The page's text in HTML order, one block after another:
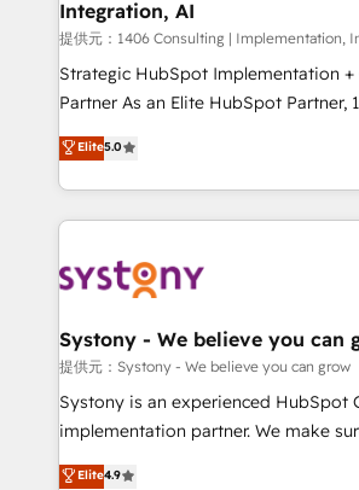
Our multicultural team works in
and English to design scalable
measurable growth. 🌎 Highlights: • 10+ years as a
HubSpot partner. • 2023 Impact
LATAM 2022, 2023, 2024, 2025. •
2024. • Organizer of Aliados.ai (AI,
faster, smarter, and with impact.
Integration, AI
提供元：1406 Consulting | Implementation,
Strategic HubSpot Implementation +
Partner As an Elite HubSpot Partner, 1406 Consulting
helps mid-market revenue teams
they sell, market, and serve. We don't
HubSpot—we teach your team to
to help you keep winning. What We Do ⚙️ CRM
Data & Content 📈 Sales & Marketing
Agent Creation 🔄 Custom
Migration Why 1406 We become part of your team.
Your team learns while we build. We
broke. Built for mid-market
constraints. By the Numbers 🏆 Top 1% of all
Elite5.0
Systony - We believe you can
提供元：Systony - We believe you can grow
Systony is an experienced HubSpot
implementation partner. We make
organization's needs and goals first
Elite4.9